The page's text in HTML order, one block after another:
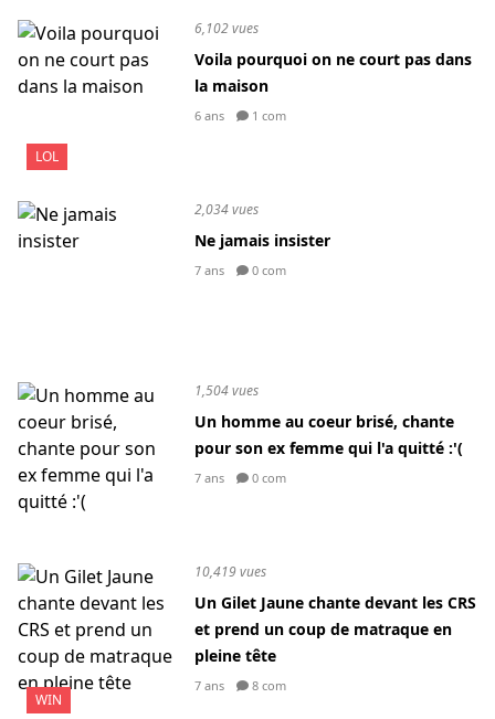
LOL
6,102 vues
Voila pourquoi on ne court pas dans
la maison
6 ans 1 com
2,034 vues
Ne jamais insister
7 ans 0 com
1,504 vues
Un homme au coeur brisé, chante
pour son ex femme qui l'a quitté :'(
7 ans 0 com
WIN
10,419 vues
Un Gilet Jaune chante devant les CRS
et prend un coup de matraque en
pleine tête
7 ans 8 com